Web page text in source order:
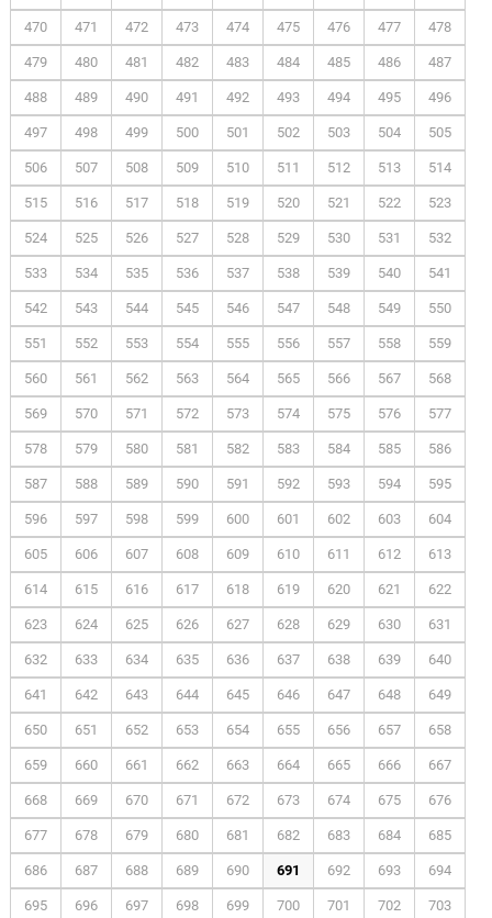
470 471 472 473 474 475 476 477 478
479 480 481 482 483 484 485 486 487
488 489 490 491 492 493 494 495 496
497 498 499 500 501 502 503 504 505
506 507 508 509 510 511 512 513 514
515 516 517 518 519 520 521 522 523
524 525 526 527 528 529 530 531 532
533 534 535 536 537 538 539 540 541
542 543 544 545 546 547 548 549 550
551 552 553 554 555 556 557 558 559
560 561 562 563 564 565 566 567 568
569 570 571 572 573 574 575 576 577
578 579 580 581 582 583 584 585 586
587 588 589 590 591 592 593 594 595
596 597 598 599 600 601 602 603 604
605 606 607 608 609 610 611 612 613
614 615 616 617 618 619 620 621 622
623 624 625 626 627 628 629 630 631
632 633 634 635 636 637 638 639 640
641 642 643 644 645 646 647 648 649
650 651 652 653 654 655 656 657 658
659 660 661 662 663 664 665 666 667
668 669 670 671 672 673 674 675 676
677 678 679 680 681 682 683 684 685
686 687 688 689 690 691 692 693 694
695 696 697 698 699 700 701 702 703